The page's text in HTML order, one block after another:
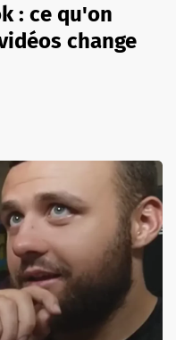
: ce qu'on
change